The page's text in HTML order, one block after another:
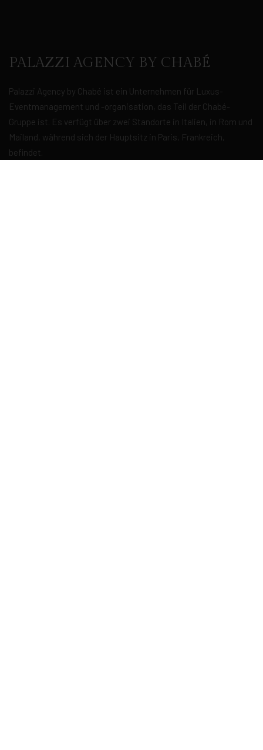
PALAZZI AGENCY BY CHABÉ
Palazzi Agency by Chabé ist ein Unternehmen für Luxus-
Eventmanagement und -organisation, das Teil der Chabé-
Gruppe ist. Es verfügt über zwei Standorte in Italien, in Rom und
Mailand, während sich der Hauptsitz in Paris, Frankreich,
befindet.